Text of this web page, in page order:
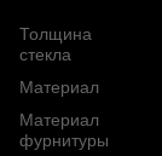
Толщина
стекла
Материал
Материал
фурнитуры